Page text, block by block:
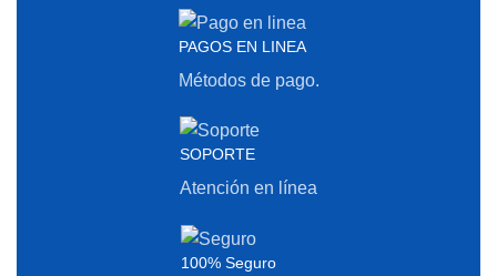
PAGOS EN LINEA
Métodos de pago.
SOPORTE
Atención en línea
100% Seguro